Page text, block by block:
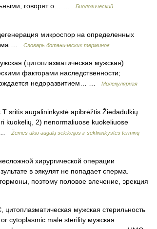
говорят о… …
Биологический
микроспор на определенных
…
Словарь ботанических терминов
(цитоплазматическая мужская)
факторами наследственности;
недоразвитием… …
Молекулярная
sritis augalininkystė apibrėžtis Žiedadulkių
kuokelių, 2) nenormaliuose kuokeliuose
…
Žemės ūkio augalų selekcijos ir sėklininkystės terminų
хирургической операции
в эякулят не попадает сперма.
поэтому половое влечение, эрекция
мужская стерильность
cytoplasmic male sterility мужская